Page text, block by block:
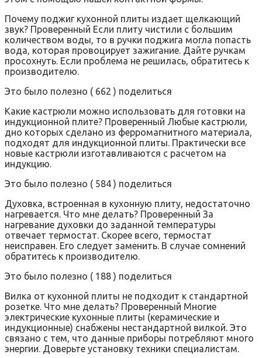
Почему поджиг кухонной плиты издает щелкающий
звук? Проверенный Если плиту чистили с большим
количеством воды, то в ручки поджига могла попасть
вода, которая провоцирует зажигание. Дайте ручкам
просохнуть. Если проблема не решилась, обратитесь к
производителю.
Это было полезно ( 662 ) поделиться
Какие кастрюли можно использовать для готовки на
индукционной плите? Проверенный Любые кастрюли,
дно которых сделано из ферромагнитного материала,
подходят для индукционной плиты. Практически все
новые кастрюли изготавливаются с расчетом на
индукцию.
Это было полезно ( 584 ) поделиться
Духовка, встроенная в кухонную плиту, недостаточно
нагревается. Что мне делать? Проверенный За
нагревание духовки до заданной температуры
отвечает термостат. Скорее всего, термостат
неисправен. Его следует заменить. В случае сомнений
обратитесь к производителю.
Это было полезно ( 188 ) поделиться
Вилка от кухонной плиты не подходит к стандартной
розетке. Что мне делать? Проверенный Многие
электрические кухонные плиты (керамические и
индукционные) снабжены нестандартной вилкой. Это
связано с тем, что данные приборы потребляют много
энергии. Доверьте установку техники специалистам.